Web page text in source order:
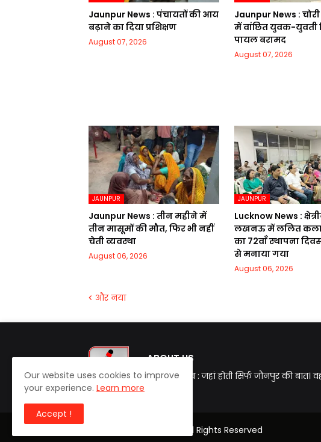
Jaunpur News : पंचायतों की आय
बढ़ाने का दिया प्रशिक्षण
August 07, 2026
Jaunpur News :
में वांछित युवक-युवती
पायल बरामद
August 07, 2026
JAUNPUR
Jaunpur News : तीन महीने में
तीन मासूमों की मौत, फिर भी नहीं
चेती व्यवस्था
August 06, 2026
JAUNPUR
Lucknow News :
लखनऊ में ललित कला
का 72वाॅं स्थापना
से मनाया गया
August 06, 2026
और नया
ABOUT US
जौनपुर लाइव : जहां होती सिर्फ जौनपुर की
| Jaunpur Live | All Rights Reserved
Our website uses cookies to improve
your experience. Learn more
Accept !